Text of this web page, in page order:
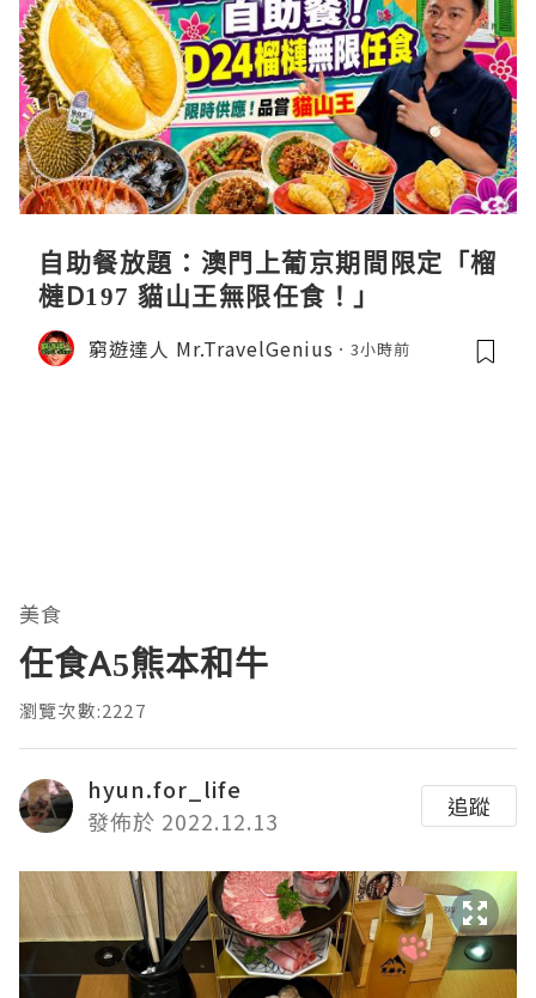
自助餐放題：澳門上葡京期間限定「榴
槤D197 貓山王無限任食！」
窮遊達人 Mr.TravelGenius 3小時前
美食
任食A5熊本和牛
瀏覽次數:2227
hyun.for_life
發佈於 2022.12.13
追蹤